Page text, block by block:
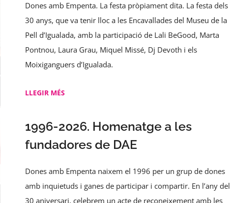
Dones amb Empenta. La festa pròpiament dita. La festa dels
30 anys, que va tenir lloc a les Encavallades del Museu de la
Pell d’Igualada, amb la participació de Lali BeGood, Marta
Pontnou, Laura Grau, Miquel Missé, Dj Devoth i els
Moixiganguers d’Igualada.
LLEGIR MÉS
1996-2026. Homenatge a les
fundadores de DAE
Dones amb Empenta naixem el 1996 per un grup de dones
amb inquietuds i ganes de participar i compartir. En l’any del
30 aniversari, celebrem un acte de reconeixement amb les